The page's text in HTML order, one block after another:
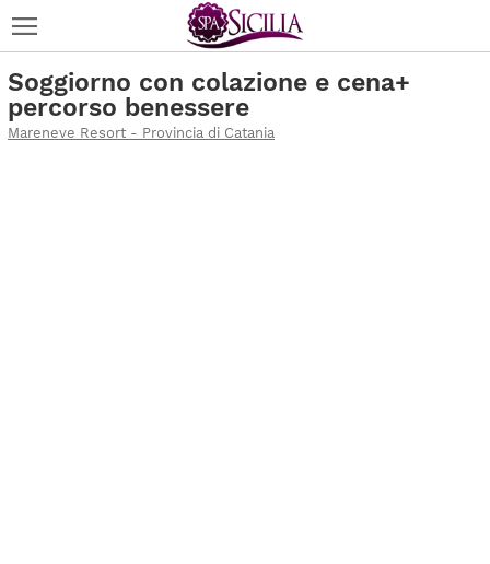
Soggiorno con colazione e cena+
percorso benessere
Mareneve Resort - Provincia di Catania